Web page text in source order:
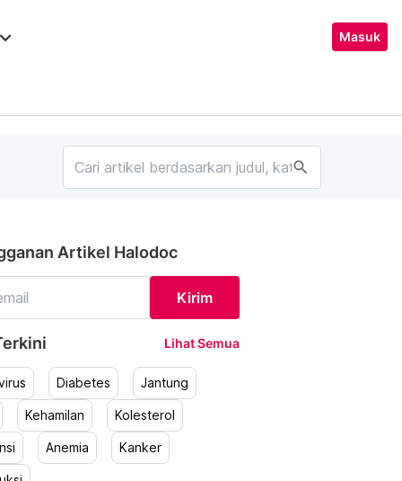
keyboard_arrow_down Masuk
search
Artikel Halodoc
Kirim
Lihat Semua
Diabetes Jantung
Kehamilan Kolesterol
Anemia Kanker